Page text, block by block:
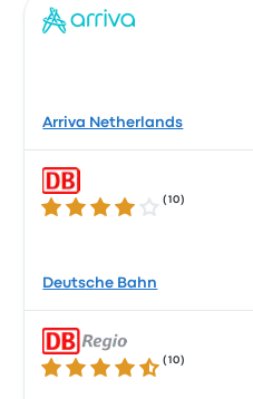
Arriva Netherlands
3.8 ur 5 stjärnor(10 )
Deutsche Bahn
4.6 ur 5 stjärnor(10 )